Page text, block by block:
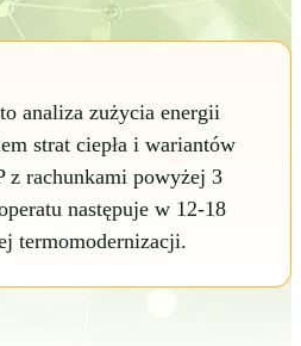
analiza zużycia energii
strat ciepła i wariantów
z rachunkami powyżej 3
następuje w 12-18
termomodernizacji.